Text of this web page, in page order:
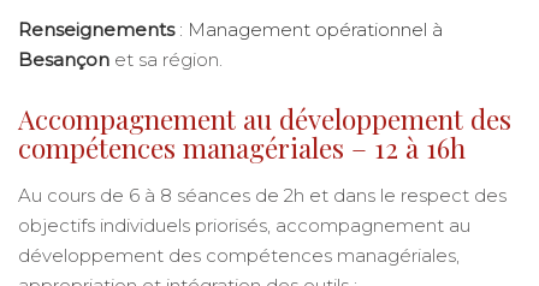
Renseignements: Management opérationnel à
Besançon et sa région.
Accompagnement au développement des
compétences managériales – 12 à 16h
Au cours de 6 à 8 séances de 2h et dans le respect des
objectifs individuels priorisés, accompagnement au
développement des compétences managériales,